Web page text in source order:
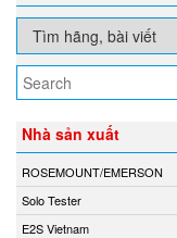
Nhà sản xuất
ROSEMOUNT/EMERSON
Solo Tester
E2S Vietnam